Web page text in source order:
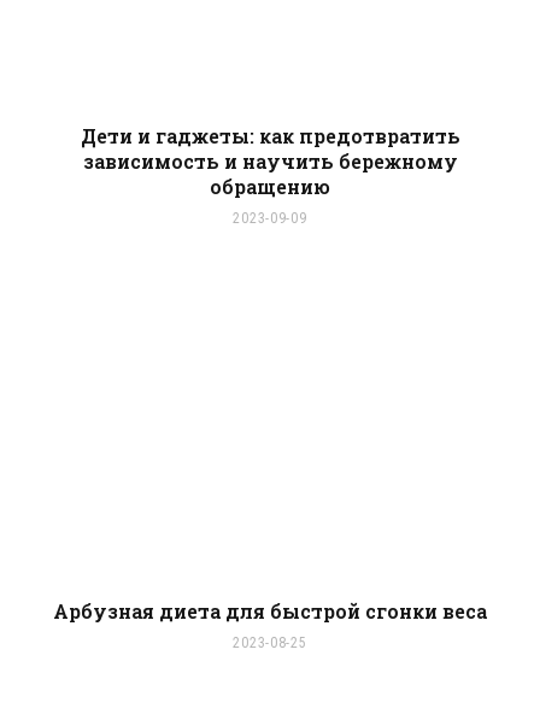
Дети и гаджеты: как предотвратить
зависимость и научить бережному
обращению
2023-09-09
Арбузная диета для быстрой сгонки веса
2023-08-25